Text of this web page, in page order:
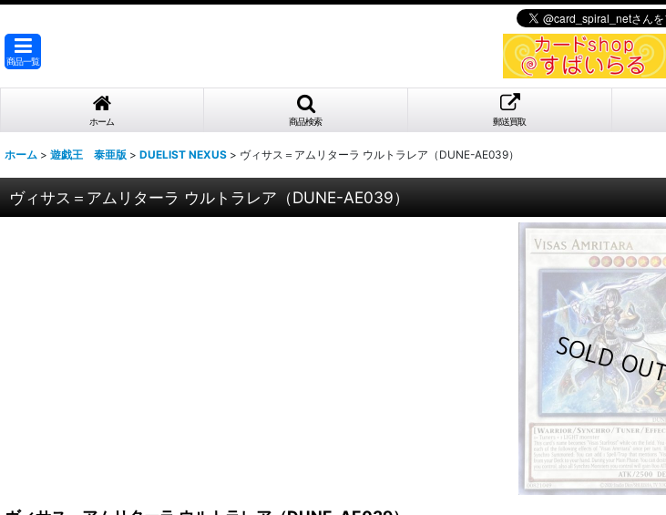
商品一覧
ホーム 商品検索 郵送買取
ホーム > 遊戯王 泰亜版 > DUELIST NEXUS > ヴィサス＝アムリターラ ウルトラレア（DUNE-AE039）
ヴィサス＝アムリターラ ウルトラレア（DUNE-AE039）